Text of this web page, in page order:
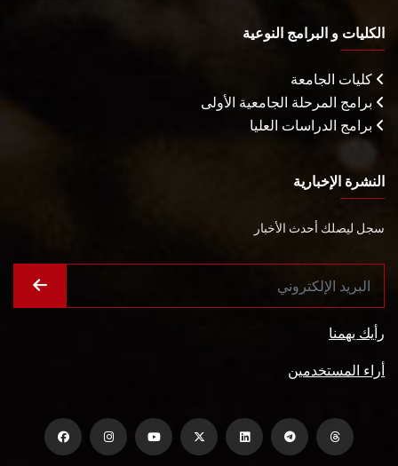
الكليات و البرامج النوعية
كليات الجامعة
برامج المرحلة الجامعية الأولى
برامج الدراسات العليا
النشرة الإخبارية
سجل ليصلك أحدث الأخبار
رأيك يهمنا
أراء المستخدمين